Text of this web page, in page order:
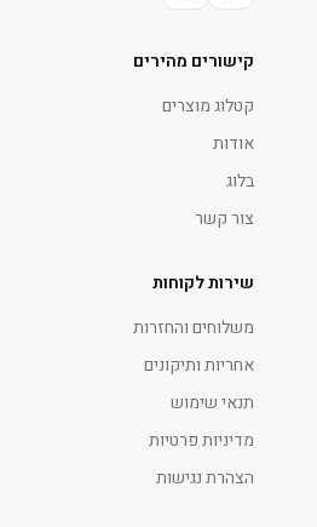
קישורים מהירים
קטלוג מוצרים
אודות
בלוג
צור קשר
שירות לקוחות
משלוחים והחזרות
אחריות ותיקונים
תנאי שימוש
מדיניות פרטיות
הצהרת נגישות